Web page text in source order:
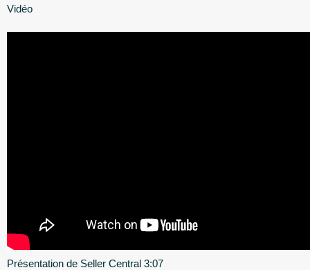
Vidéo
Présentation de Seller Central 3:07